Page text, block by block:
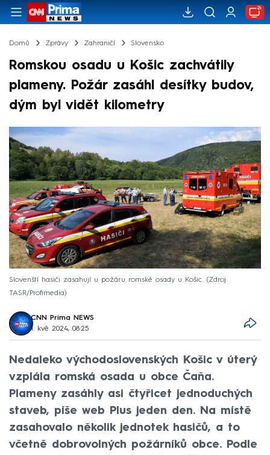
Domů Zprávy Zahraničí Slovensko
Romskou osadu u Košic zachvátily
plameny. Požár zasáhl desítky budov,
dým byl vidět kilometry
Slovenští hasiči zasahují u požáru romské osady u Košic.
Zdroj:
TASR/Profimedia
CNN Prima NEWS
1. kvě 2024, 08:25
Nedaleko východoslovenských Košic v úterý
vzplála romská osada u obce Čaňa.
Plameny zasáhly asi čtyřicet jednoduchých
staveb, píše web Plus jeden den. Na místě
zasahovalo několik jednotek hasičů, a to
včetně dobrovolných požárníků obce. Podle